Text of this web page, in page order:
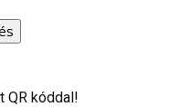
QR kóddal!